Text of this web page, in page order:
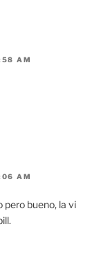
AM
AM
pero bueno, la vi